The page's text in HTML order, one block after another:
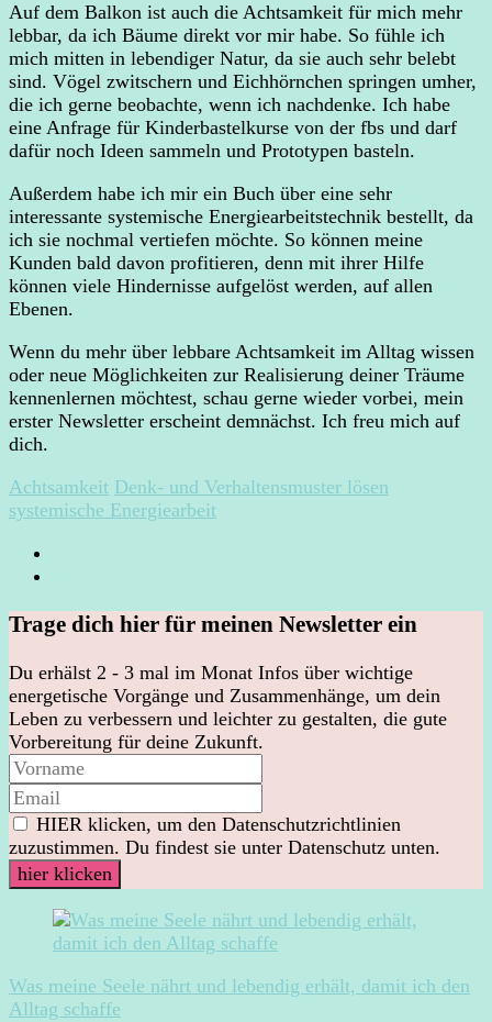
Auf dem Balkon ist auch die Achtsamkeit für mich mehr
lebbar, da ich Bäume direkt vor mir habe. So fühle ich
mich mitten in lebendiger Natur, da sie auch sehr belebt
sind. Vögel zwitschern und Eichhörnchen springen umher,
die ich gerne beobachte, wenn ich nachdenke. Ich habe
eine Anfrage für Kinderbastelkurse von der fbs und darf
dafür noch Ideen sammeln und Prototypen basteln.
Außerdem habe ich mir ein Buch über eine sehr
interessante systemische Energiearbeitstechnik bestellt, da
ich sie nochmal vertiefen möchte. So können meine
Kunden bald davon profitieren, denn mit ihrer Hilfe
können viele Hindernisse aufgelöst werden, auf allen
Ebenen.
Wenn du mehr über lebbare Achtsamkeit im Alltag wissen
oder neue Möglichkeiten zur Realisierung deiner Träume
kennenlernen möchtest, schau gerne wieder vorbei, mein
erster Newsletter erscheint demnächst. Ich freu mich auf
dich.
Achtsamkeit Denk- und Verhaltensmuster lösen
systemische Energiearbeit
Trage dich hier für meinen Newsletter ein
Du erhälst 2 - 3 mal im Monat Infos über wichtige
energetische Vorgänge und Zusammenhänge, um dein
Leben zu verbessern und leichter zu gestalten, die gute
Vorbereitung für deine Zukunft.
HIER klicken, um den Datenschutzrichtlinien
zuzustimmen. Du findest sie unter Datenschutz unten.
Post
Navigation
Was meine Seele nährt und lebendig erhält, damit ich den
Alltag schaffe